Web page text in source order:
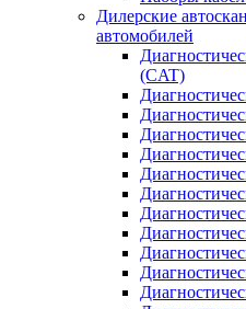
Дилерские
автомобилей
(CAT)